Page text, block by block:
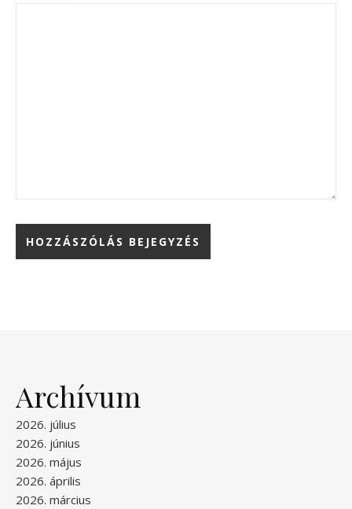
Archívum
2026. július
2026. június
2026. május
2026. április
2026. március